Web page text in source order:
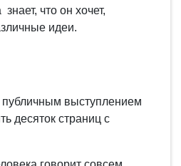
что он хочет,
идеи.
выступлением
десяток страниц с